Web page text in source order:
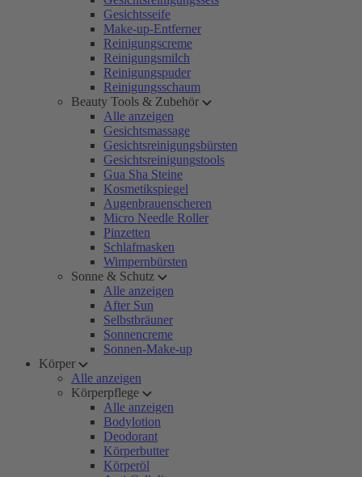
Gesichtsseife
Make-up-Entferner
Reinigungscreme
Reinigungsmilch
Reinigungspuder
Reinigungsschaum
Beauty Tools & Zubehör
Alle anzeigen
Gesichtsmassage
Gesichtsreinigungsbürsten
Gesichtsreinigungstools
Gua Sha Steine
Kosmetikspiegel
Augenbrauenscheren
Micro Needle Roller
Pinzetten
Schlafmasken
Wimpernbürsten
Sonne & Schutz
Alle anzeigen
After Sun
Selbstbräuner
Sonnencreme
Sonnen-Make-up
Körper
Alle anzeigen
Körperpflege
Alle anzeigen
Bodylotion
Deodorant
Körperbutter
Körperöl